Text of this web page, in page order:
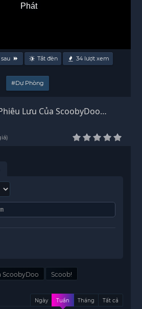
Phát
Tắt đèn 34lượt xem
#Dự Phòng
Lưu Của ScoobyDoo
ScoobyDoo Scoob!
Ngày Tuần Tháng Tất cả